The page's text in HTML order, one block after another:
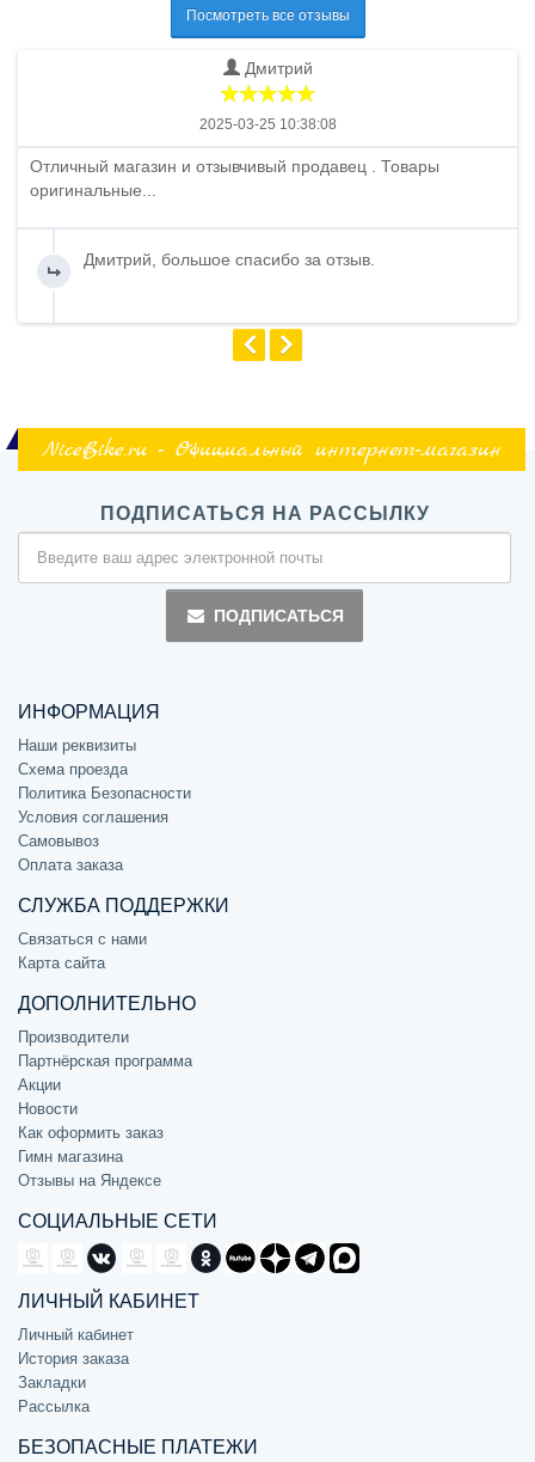
Посмотреть все отзывы
Дмитрий
2025-03-25 10:38:08
Отличный магазин и отзывчивый продавец . Товары
оригинальные...
Дмитрий, большое спасибо за отзыв.
NiceBike.ru - Официальный интернет-магазин
ПОДПИСАТЬСЯ НА РАССЫЛКУ
ПОДПИСАТЬСЯ
ИНФОРМАЦИЯ
Наши реквизиты
Схема проезда
Политика Безопасности
Условия соглашения
Самовывоз
Оплата заказа
СЛУЖБА ПОДДЕРЖКИ
Связаться с нами
Карта сайта
ДОПОЛНИТЕЛЬНО
Производители
Партнёрская программа
Акции
Новости
Как оформить заказ
Гимн магазина
Отзывы на Яндексе
СОЦИАЛЬНЫЕ СЕТИ
ЛИЧНЫЙ КАБИНЕТ
Личный кабинет
История заказа
Закладки
Рассылка
БЕЗОПАСНЫЕ ПЛАТЕЖИ